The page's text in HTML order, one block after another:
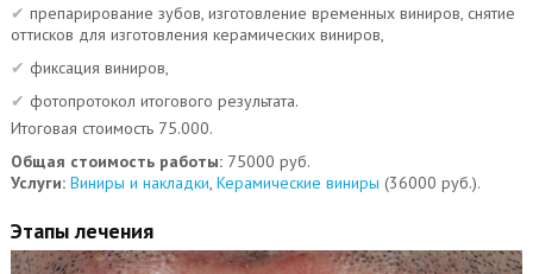
препарирование зубов, изготовление временных виниров, снятие
оттисков для изготовления керамических виниров,
фиксация виниров,
фотопротокол итогового результата.
Итоговая стоимость 75.000.
Общая стоимость работы:75000 руб.
Услуги: Виниры и накладки Керамические виниры (36000 руб.).
Этапы лечения